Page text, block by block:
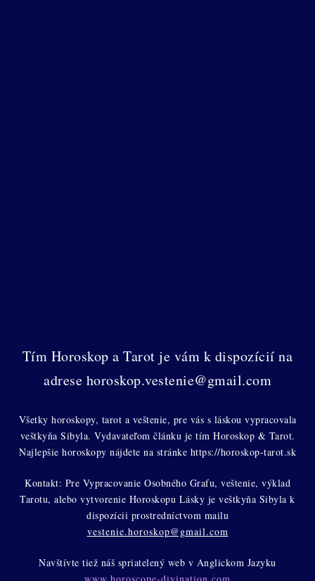
Tím Horoskop a Tarot je vám k dispozícií na
adrese horoskop.vestenie@gmail.com
Všetky horoskopy, tarot a veštenie, pre vás s láskou vypracovala
veštkyňa Sibyla. Vydavateľom článku je tím Horoskop & Tarot.
Najlepšie horoskopy nájdete na stránke https://horoskop-tarot.sk
Kontakt: Pre Vypracovanie Osobného Grafu, veštenie, výklad
Tarotu, alebo vytvorenie Horoskopu Lásky je veštkyňa Sibyla k
dispozícii prostredníctvom mailu
vestenie.horoskop@gmail.com
Navštívte tiež náš spriatelený web v Anglickom Jazyku